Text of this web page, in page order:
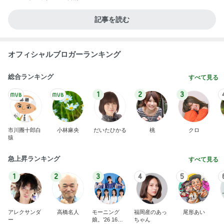
記事を読む
オフィシャルブロガーランキング
総合ランキング すべて見る
市川團十郎白
猿
小林麻央
1
だいたひかる
2
桃
3
クロ
急上昇ランキング すべて見る
1
アレクサンダ
ー
2
高橋名人
3
モーニング
娘。’26 16期1
4
福岡産のあっ
ちゃん
5
尾形あい